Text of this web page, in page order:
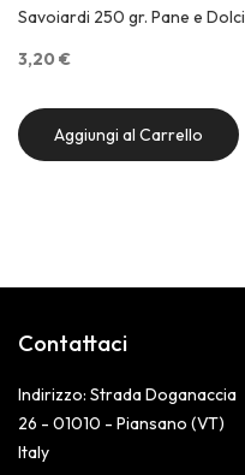
Savoiardi 250 gr. Pane e Dolci
3,20 €
Aggiungi al Carrello
Contattaci
Indirizzo: Strada Doganaccia
26 - 01010 - Piansano (VT)
Italy